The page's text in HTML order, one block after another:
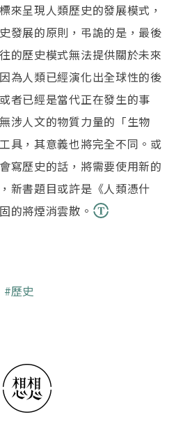
來呈現人類歷史的發展模式，
發展的原則，弔詭的是，最後
的歷史模式無法提供關於未來
為人類已經演化出全球性的後
者已經是當代正在發生的事
涉人文的物質力量的「生物
具，其意義也將完全不同。或
寫歷史的話，將需要使用新的
新書題目或許是《人類憑什
的將煙消雲散。
歷史